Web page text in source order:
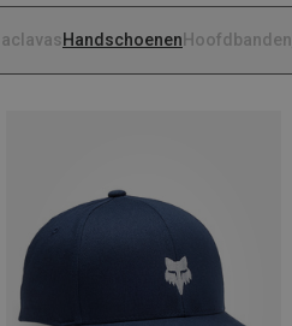
Handschoenen Hoofdbanden